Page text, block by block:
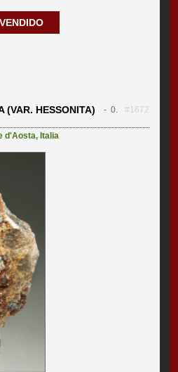
VENDIDO
HESSONITA)
- 0. #1672
d'Aosta, Italia